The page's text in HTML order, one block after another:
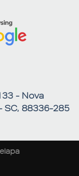
- Nova
SC, 88336-285